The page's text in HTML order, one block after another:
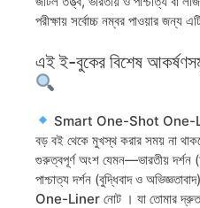
পরীক্ষায় সর্বোচ্চ নম্বর পাওয়ার জন্য
এই ই-বুকের বিশেষ
Smart One-Shot One-
বড় বই থেকে মুখস্থ করার সময় না
গুরুত্বপূর্ণ অংশ যেমন—ভারতীয় দর্শন
পাশ্চাত্য দর্শন (বুদ্ধিবাদ ও
One-Liner নোট । যা তোমার